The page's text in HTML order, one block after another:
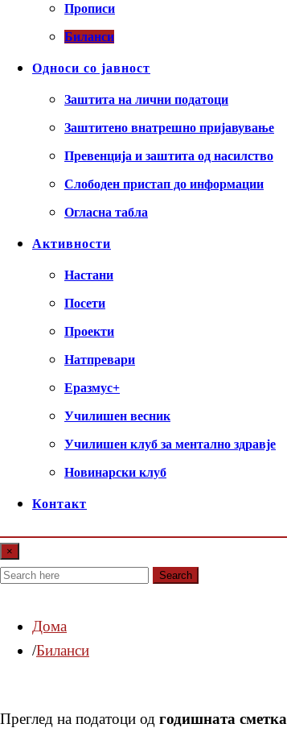
Прописи
Биланси
Односи со јавност
Заштита на лични податоци
Заштитено внатрешно пријавување
Превенција и заштита од насилство
Слободен пристап до информации
Огласна табла
Активности
Настани
Посети
Проекти
Натпревари
Еразмус+
Училишен весник
Училишен клуб за ментално здравје
Новинарски клуб
Контакт
×
Search
Дома
Биланси
Преглед на податоци од годишната сметка